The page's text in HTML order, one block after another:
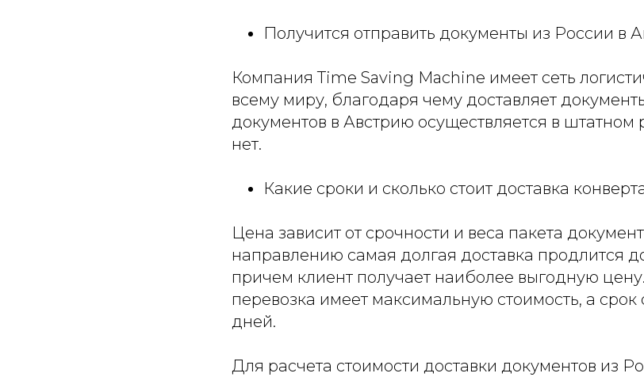
Получится отправить документы из России в
Компания Time Saving Machine имеет сеть
всему миру, благодаря чему доставляет
документов в Австрию осуществляется в
нет.
Какие сроки и сколько стоит доставка
Цена зависит от срочности и веса пакета
направлению самая долгая доставка продлится
причем клиент получает наиболее выгодную
перевозка имеет максимальную стоимость, а срок
дней.
Для расчета стоимости доставки документов из